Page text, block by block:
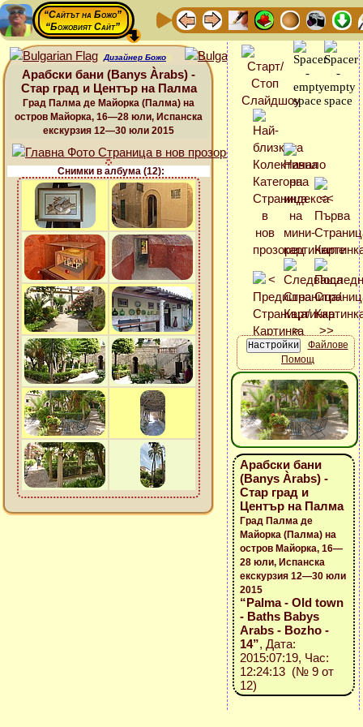
“Сайтът на Божо”
“Божовият Сайт”
Дизайнер Божо
Арабски бани (Banys Àrabs) -
Стар град и Център на Палма
Град Палма де Майорка (Палма) на
остров Майорка, 16—28 юли, Испанска
екскурзия 12—30 юли 2015
Снимки в албума (12):
Файлове
Помощ
Арабски бани
(Banys Àrabs) -
Стар град и
Център на Палма
Град Палма де
Майорка (Палма) на
остров Майорка, 16—
28 юли, Испанска
екскурзия 12—30 юли
2015
“Palma - Old town
- Baths Babys
Arabs - Bozho -
14”, Дата:
2015:07:19, Час:
12:24:13 (№ 9 от
12)